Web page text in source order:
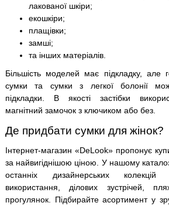
лакованої шкіри;
екошкіри;
плащівки;
замші;
та інших матеріалів.
Більшість моделей має підкладку, але
сумки та сумки з легкої болонії
підкладки. В якості застібки
магнітний замочок з ключиком або без.
Де придбати сумки для жінок?
Інтернет-магазин «DeLook» пропонує
за найвигіднішою ціною. У нашому
останніх дизайнерських
використання, ділових зустрічей,
прогулянок. Підбирайте асортимент у